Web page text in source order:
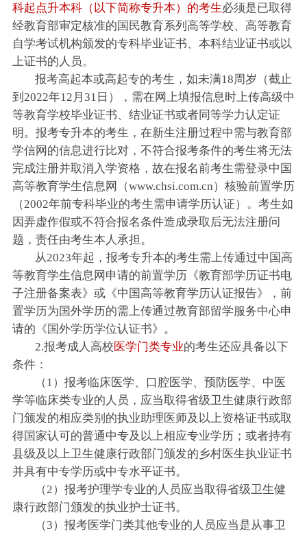
科起点升本科（以下简称专升本）的考生必须是已取得
经教育部审定核准的国民教育系列高等学校、高等教育
自学考试机构颁发的专科毕业证书、本科结业证书或以
上证书的人员。
报考高起本或高起专的考生，如未满18周岁（截止
到2022年12月31日），需在网上填报信息时上传高级中
等教育学校毕业证书、结业证书或者同等学力认定证
明。报考专升本的考生，在新生注册过程中需与教育部
学信网的信息进行比对，不符合报考条件的考生将无法
完成注册并取消入学资格，故在报名前考生需登录中国
高等教育学生信息网（www.chsi.com.cn）核验前置学历
（2002年前专科毕业的考生需申请学历认证）。考生如
因弄虚作假或不符合报名条件造成录取后无法注册问
题，责任由考生本人承担。
从2023年起，报考专升本的考生需上传通过中国高
等教育学生信息网申请的前置学历《教育部学历证书电
子注册备案表》或《中国高等教育学历认证报告》，前
置学历为国外学历的需上传通过教育部留学服务中心申
请的《国外学历学位认证书》。
2.报考成人高校医学门类专业的考生还应具备以下
条件：
（1）报考临床医学、口腔医学、预防医学、中医
学等临床类专业的人员，应当取得省级卫生健康行政部
门颁发的相应类别的执业助理医师及以上资格证书或取
得国家认可的普通中专及以上相应专业学历；或者持有
县级及以上卫生健康行政部门颁发的乡村医生执业证书
并具有中专学历或中专水平证书。
（2）报考护理学专业的人员应当取得省级卫生健
康行政部门颁发的执业护士证书。
（3）报考医学门类其他专业的人员应当是从事卫